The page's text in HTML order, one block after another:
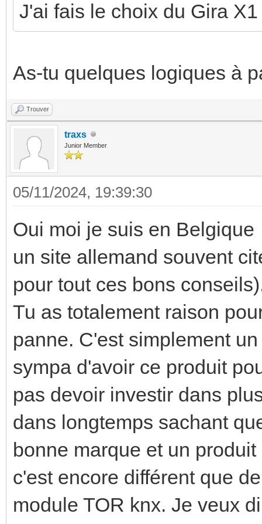
J'ai fais le choix du Gira
As-tu quelques logiques à
Trouver
traxs
Junior Member
05/11/2024, 19:39:30
Oui moi je suis en
un site allemand souvent
pour tout ces bons
Tu as totalement raison
panne. C'est simplement
sympa d'avoir ce produit
pas devoir investir dans
dans longtemps sachant
bonne marque et un
c'est encore différent que
module TOR knx. Je veux